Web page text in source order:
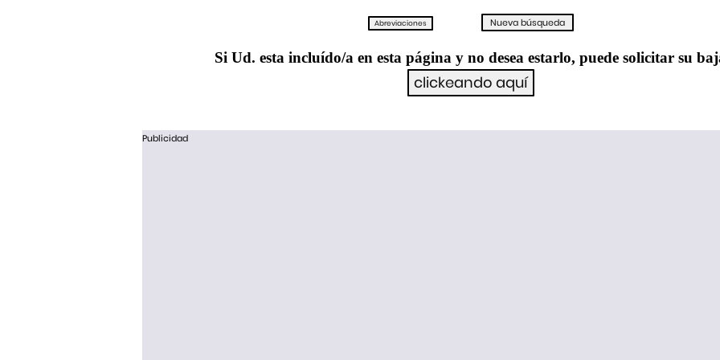
Si Ud. esta incluído/a en esta página y no desea estarlo, puede solicitar su
Publicidad